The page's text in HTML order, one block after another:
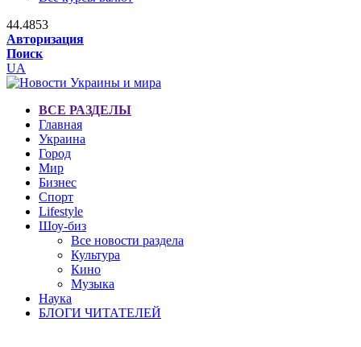
44.4853
Авторизация
Поиск
UA
ВСЕ РАЗДЕЛЫ
Главная
Украина
Город
Мир
Бизнес
Спорт
Lifestyle
Шоу-биз
Все новости раздела
Культура
Кино
Музыка
Наука
БЛОГИ ЧИТАТЕЛЕЙ